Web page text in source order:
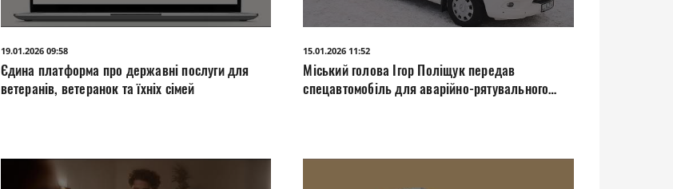
19.01.2026 09:58
Єдина платформа про державні послуги для
ветеранів, ветеранок та їхніх сімей
15.01.2026 11:52
Міський голова Ігор Поліщук передав
спецавтомобіль для аварійно-рятувального